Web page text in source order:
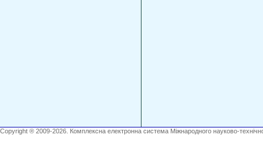
Copyright ® 2009-2026. Комплексна електронна система Міжнародного науково-